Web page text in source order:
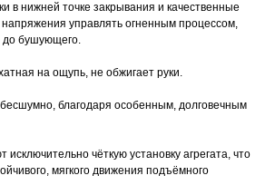
в нижней точке закрывания и качественные
управлять огненным процессом,
до бушующего.
на ощупь, не обжигает руки.
благодаря особенным, долговечным
чёткую установку агрегата, что
мягкого движения подъёмного